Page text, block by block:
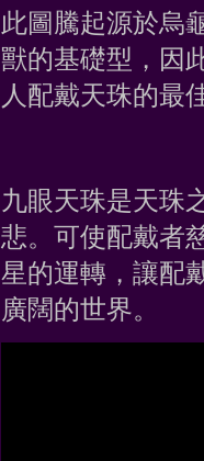
此圖騰起源於烏
獸的基礎型，因
人配戴天珠的最
九眼天珠是天珠
悲。可使配戴者
星的運轉，讓配
廣闊的世界。